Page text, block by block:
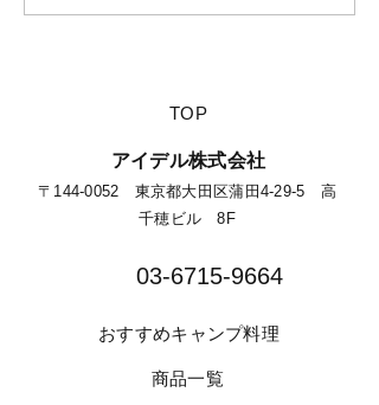
キャンパーにオススメの
​TOP
​アイデル株式会社
​​〒144-0052 東京都大田区蒲田4-29-5 高
千穂ビル 8F​
03-6715-9664​
​おすすめキャンプ料理
​商品一覧